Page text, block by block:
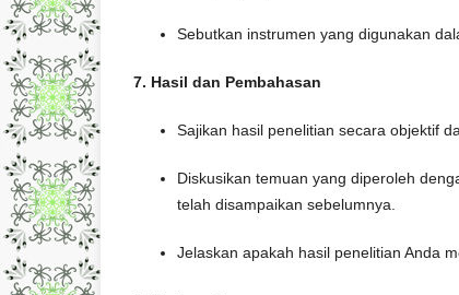
Sebutkan instrumen yang digunakan
7. Hasil dan Pembahasan
Sajikan hasil penelitian secara objektif
Diskusikan temuan yang diperoleh
telah disampaikan sebelumnya.
Jelaskan apakah hasil penelitian Anda